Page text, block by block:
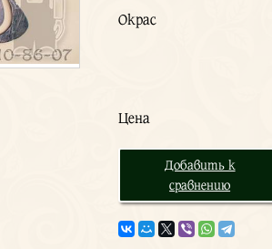
Окрас
Цена
Добавить к
сравнению